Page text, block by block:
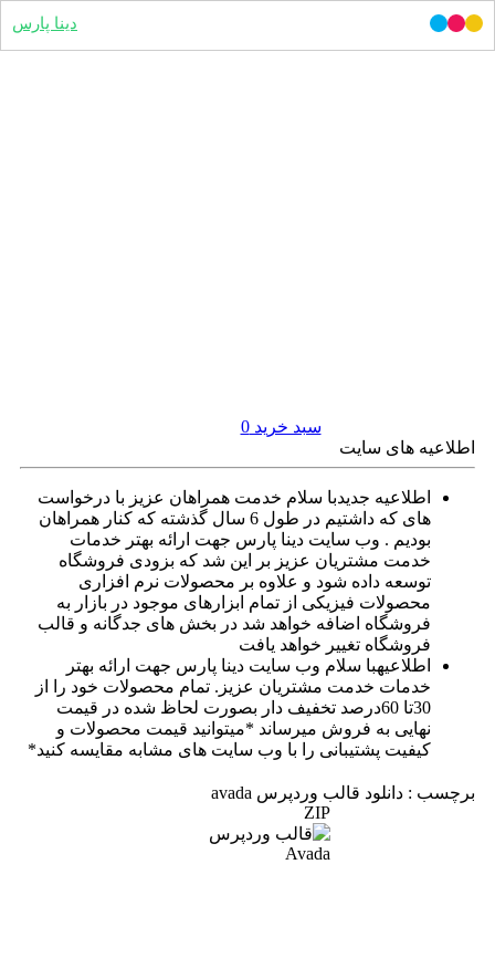
سبد خرید0
دینا پارس
اطلاعیه های سایت
اطلاعیه جدیدبا سلام خدمت همراهان عزیز با درخواست
های که داشتیم در طول 6 سال گذشته که کنار همراهان
بودیم . وب سایت دینا پارس جهت ارائه بهتر خدمات
خدمت مشتریان عزیز بر این شد که بزودی فروشگاه
توسعه داده شود و علاوه بر محصولات نرم افزاری
محصولات فیزیکی از تمام ابزارهای موجود در بازار به
فروشگاه اضافه خواهد شد در بخش های جدگانه و قالب
فروشگاه تغییر خواهد یافت
اطلاعیهبا سلام وب سایت دینا پارس جهت ارائه بهتر
خدمات خدمت مشتریان عزیز. تمام محصولات خود را از
30تا 60درصد تخفیف دار بصورت لحاظ شده در قیمت
نهایی به فروش میرساند *میتوانید قیمت محصولات و
کیفیت پشتیبانی را با وب سایت های مشابه مقایسه کنید*
برچسب : دانلود قالب وردپرس avada
ZIP